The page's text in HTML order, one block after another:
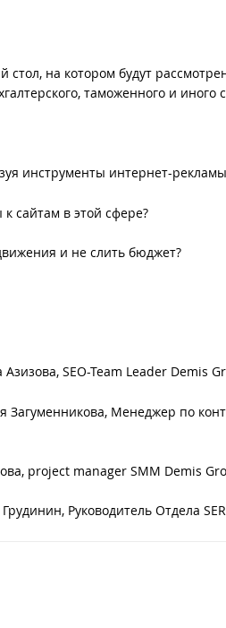
стол, на котором будут
таможенного и иного
инструменты интернет-
сайтам в этой сфере?
и не слить бюджет?
SEO-Team Leader Demis
Менеджер по
project manager SMM Demis
Руководитель Отдела